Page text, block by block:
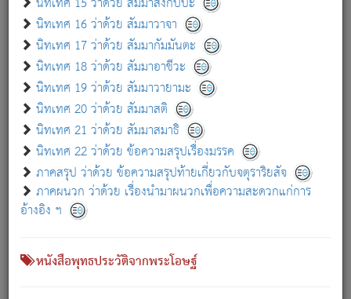
นิทเทศ 16 ว่าด้วย สัมมาวาจา
นิทเทศ 17 ว่าด้วย สัมมากัมมันตะ
นิทเทศ 18 ว่าด้วย สัมมาอาชีวะ
นิทเทศ 19 ว่าด้วย สัมมาวายามะ
นิทเทศ 20 ว่าด้วย สัมมาสติ
นิทเทศ 21 ว่าด้วย สัมมาสมาธิ
นิทเทศ 22 ว่าด้วย ข้อความสรุปเรื่องมรรค
ภาคสรุป ว่าด้วย ข้อความสรุปท้ายเกี่ยวกับจตุราริยสัจ
ภาคผนวก ว่าด้วย เรื่องนำมาผนวกเพื่อความสะดวกแก่การ
อ้างอิง ฯ
หนังสือพุทธประวัติจากพระโอษฐ์
ก่อนนำข้อมูลไปใช้ในการอ้างอิง"
เกี่ยวกับอัตถจารี|เกี่ยวกับการพัฒนา|แจ้งข้อผิดพลาด / แนะนำ
หนังสือที่เกี่ยวข้อง